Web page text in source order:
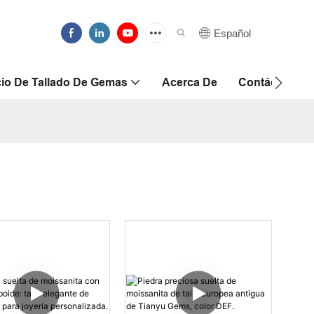
Español
De Tallado De Gemas Acerca De Contáctanos